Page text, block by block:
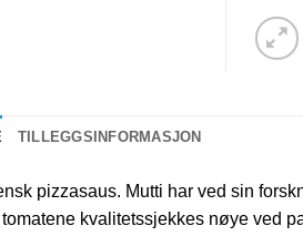
TILLEGGSINFORMASJON
pizzasaus. Mutti har ved sin
kvalitetssjekkes nøye ved